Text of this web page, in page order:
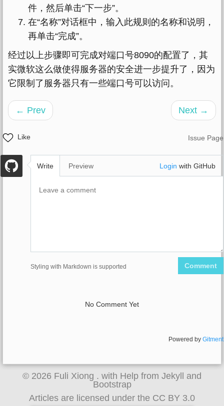
件，然后单击“下一步”。
在“名称”对话框中，输入此规则的名称和说明，
再单击“完成”。
经过以上步骤即可完成对端口号8090的配置了，其
实微软这么做使得服务器的安全进一步提升了，因为
它限制了服务器只有一些端口号可以访问。
← Prev Next →
Like Issue Page
Write Preview Login with GitHub
Styling with Markdown is supported Comment
No Comment Yet
Powered by Gitment
© 2026 Fuli Xiong . with Help from Jekyll and
Bootstrap
Articles are licensed under the CC BY 3.0